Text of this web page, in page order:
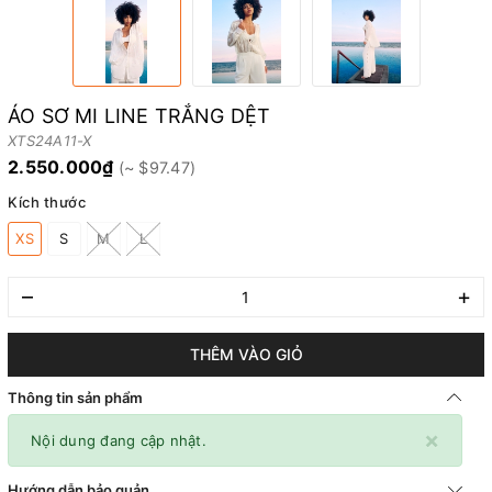
ÁO SƠ MI LINE TRẮNG DỆT
XTS24A11-X
2.550.000₫
Kích thước
XS S M L
– +
THÊM VÀO GIỎ
Thông tin sản phẩm
×
Nội dung đang cập nhật.